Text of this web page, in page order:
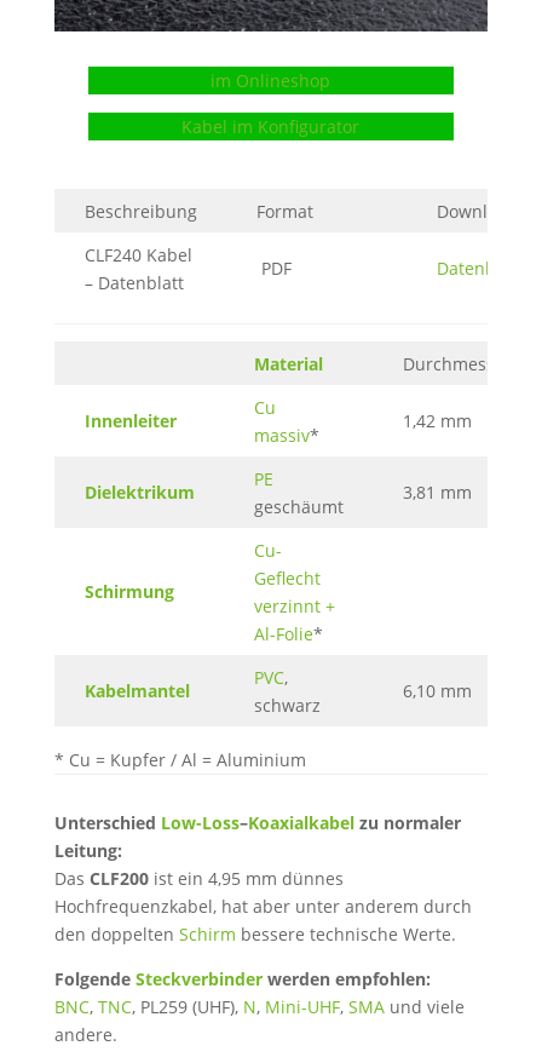
im Onlineshop
Kabel im Konfigurator
Beschreibung Format
Download
CLF240 Kabel
– Datenblatt
PDF Datenblatt
Material Durchmesser
Innenleiter
Cu
massiv*
1,42 mm
Dielektrikum
PE
geschäumt
3,81 mm
Schirmung
Cu-
Geflecht
verzinnt +
Al-Folie*
Kabelmantel
PVC,
schwarz
6,10 mm
* Cu = Kupfer / Al = Aluminium
Unterschied Low-Loss–Koaxialkabelzu normaler
Leitung:
Das CLF200ist ein 4,95 mm dünnes
Hochfrequenzkabel, hat aber unter anderem durch
den doppelten Schirm bessere technische Werte.
Folgende Steckverbinderwerden empfohlen:
BNC, TNC, PL259 (UHF), N, Mini-UHF, SMAund viele
andere.